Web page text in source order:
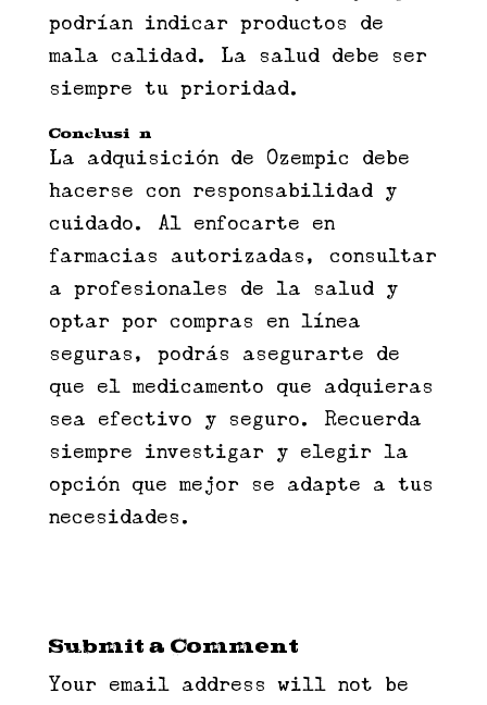
podrían indicar productos de
mala calidad. La salud debe ser
siempre tu prioridad.
Conclusión
La adquisición de Ozempic debe
hacerse con responsabilidad y
cuidado. Al enfocarte en
farmacias autorizadas, consultar
a profesionales de la salud y
optar por compras en línea
seguras, podrás asegurarte de
que el medicamento que adquieras
sea efectivo y seguro. Recuerda
siempre investigar y elegir la
opción que mejor se adapte a tus
necesidades.
Submit a Comment
Your email address will not be